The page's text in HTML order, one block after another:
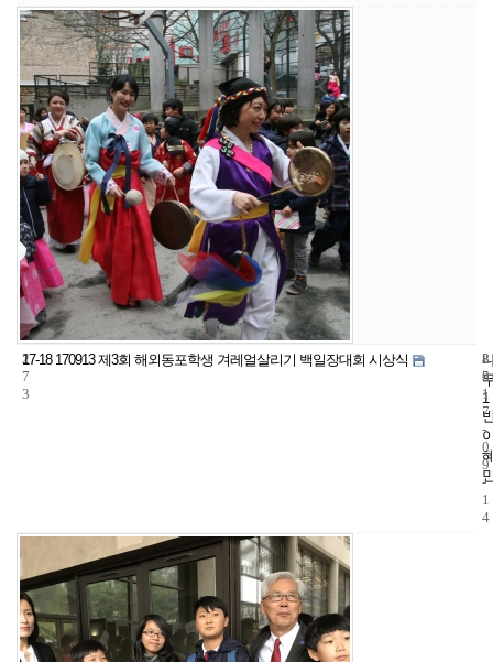
2
7
3
17-18 170913 제3회 해외동포학생 겨레얼살리기 백일장대회 시상식
1
8
5
2
0
1
7
-
0
9
-
1
4